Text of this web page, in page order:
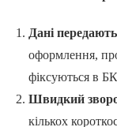
Дані
оформлення,
фіксуються в
Швидкий
кількох